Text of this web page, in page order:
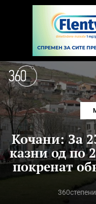
Кочани: За
казни од по
покренат
360степени